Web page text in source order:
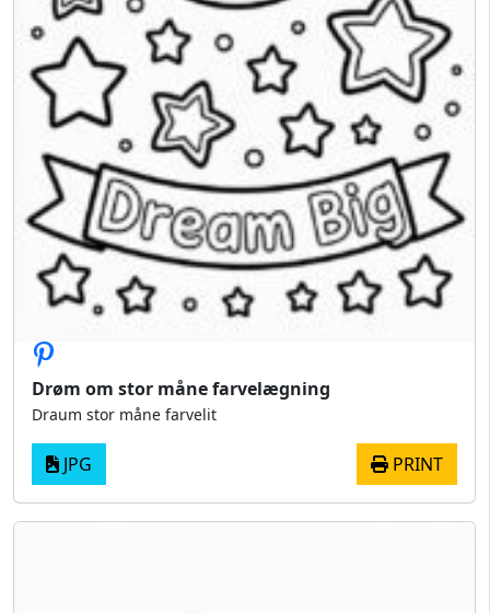
Drøm om stor måne farvelægning
Draum stor måne farvelit
JPG PRINT